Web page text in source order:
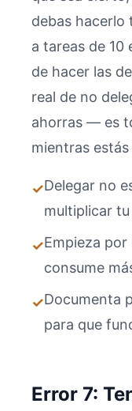
debas hacerlo
a tareas de 10
de hacer las
real de no
ahorras — es
mientras
✓Delegar no
multiplicar
✓Empieza
consume
✓Documenta
para que
Error 7: